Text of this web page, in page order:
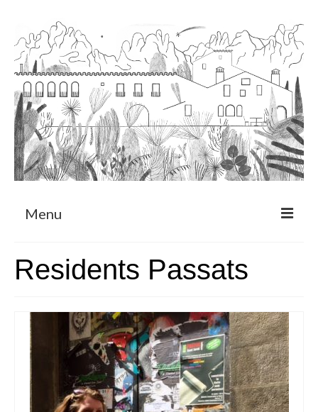
Menu
Programa de Residència
CRUCERO
Queda’t amb nosaltres
Contacte
Residents Passats